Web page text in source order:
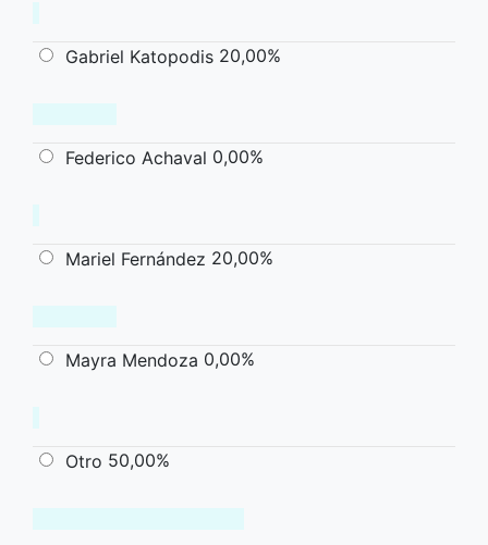
Gabriel Katopodis 20,00%
Federico Achaval 0,00%
Mariel Fernández 20,00%
Mayra Mendoza 0,00%
Otro 50,00%